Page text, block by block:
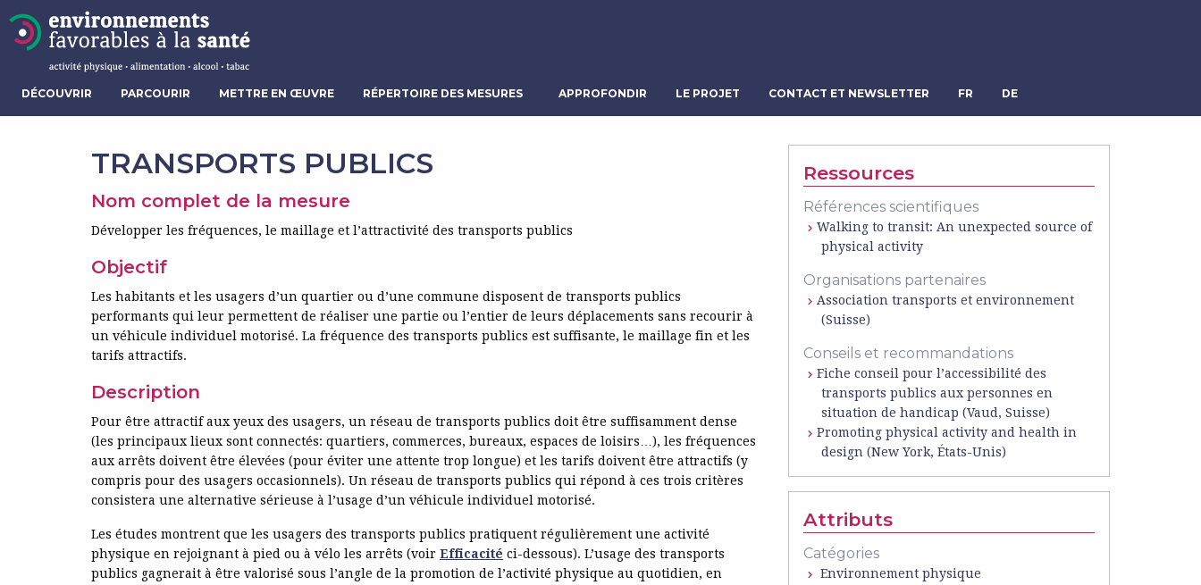
DÉCOUVRIR PARCOURIR METTRE EN ŒUVRE RÉPERTOIRE DES MESURES APPROFONDIR LE PROJET CONTACT ET NEWSLETTER FR DE
TRANSPORTS PUBLICS
Nom complet de la mesure
Développer les fréquences, le maillage et l’attractivité des transports publics
Objectif
Les habitants et les usagers d’un quartier ou d’une commune disposent de transports publics
performants qui leur permettent de réaliser une partie ou l’entier de leurs déplacements sans recourir à
un véhicule individuel motorisé. La fréquence des transports publics est suffisante, le maillage fin et les
tarifs attractifs.
Description
Pour être attractif aux yeux des usagers, un réseau de transports publics doit être suffisamment dense
(les principaux lieux sont connectés: quartiers, commerces, bureaux, espaces de loisirs…), les fréquences
aux arrêts doivent être élevées (pour éviter une attente trop longue) et les tarifs doivent être attractifs (y
compris pour des usagers occasionnels). Un réseau de transports publics qui répond à ces trois critères
consistera une alternative sérieuse à l’usage d’un véhicule individuel motorisé.
Les études montrent que les usagers des transports publics pratiquent régulièrement une activité
physique en rejoignant à pied ou à vélo les arrêts (voir Efficacité ci-dessous). L’usage des transports
publics gagnerait à être valorisé sous l’angle de la promotion de l’activité physique au quotidien, en
Ressources
Références scientifiques
Walking to transit: An unexpected source of
physical activity
Organisations partenaires
Association transports et environnement
(Suisse)
Conseils et recommandations
Fiche conseil pour l’accessibilité des
transports publics aux personnes en
situation de handicap (Vaud, Suisse)
Promoting physical activity and health in
design (New York, États-Unis)
Attributs
Catégories
Environnement physique